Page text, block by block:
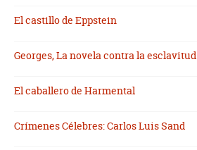
El castillo de Eppstein
Georges, La novela contra la esclavitud
El caballero de Harmental
Crímenes Célebres: Carlos Luis Sand